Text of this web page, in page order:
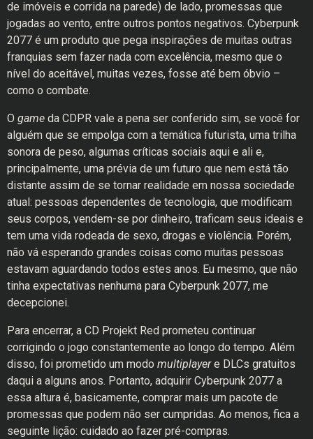
de imóveis e corrida na parede) de lado, promessas que
jogadas ao vento, entre outros pontos negativos. Cyberpunk
2077 é um produto que pega inspirações de muitas outras
franquias sem fazer nada com excelência, mesmo que o
nível do aceitável, muitas vezes, fosse até bem óbvio –
como o combate.
O game da CDPR vale a pena ser conferido sim, se você for
alguém que se empolga com a temática futurista, uma trilha
sonora de peso, algumas críticas sociais aqui e ali e,
principalmente, uma prévia de um futuro que nem está tão
distante assim de se tornar realidade em nossa sociedade
atual: pessoas dependentes de tecnologia, que modificam
seus corpos, vendem-se por dinheiro, traficam seus ideais e
tem uma vida rodeada de sexo, drogas e violência. Porém,
não vá esperando grandes coisas como muitas pessoas
estavam aguardando todos estes anos. Eu mesmo, que não
tinha expectativas nenhuma para Cyberpunk 2077, me
decepcionei.
Para encerrar, a CD Projekt Red prometeu continuar
corrigindo o jogo constantemente ao longo do tempo. Além
disso, foi prometido um modo multiplayere DLCs gratuitos
daqui a alguns anos. Portanto, adquirir Cyberpunk 2077 a
essa altura é, basicamente, comprar mais um pacote de
promessas que podem não ser cumpridas. Ao menos, fica a
seguinte lição: cuidado ao fazer pré-compras.